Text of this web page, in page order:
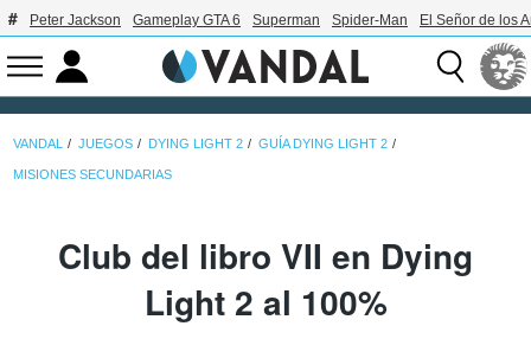
Peter Jackson Gameplay GTA 6 Superman Spider-Man El Señor de los
VANDAL JUEGOS DYING LIGHT 2 GUÍA DYING LIGHT 2
MISIONES SECUNDARIAS
Club del libro VII en Dying
Light 2 al 100%